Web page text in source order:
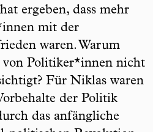
ergeben, dass mehr
mit der
waren. Warum
von Politiker*innen nicht
Für Niklas waren
der Politik
das anfängliche